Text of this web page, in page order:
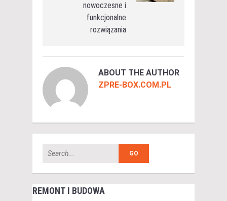
nowoczesne i
funkcjonalne
rozwiązania
ABOUT THE AUTHOR
ZPRE-BOX.COM.PL
REMONT I BUDOWA